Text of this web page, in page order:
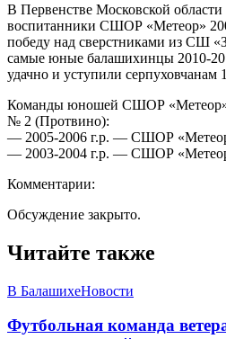
В Первенстве Московской области
воспитанники СШОР «Метеор»
победу над сверстниками из СШ
самые юные балашихинцы 2010-
удачно и уступили серпуховчанам
Команды юношей СШОР
№ 2 (Протвино):
— 2005-2006 г.р. — СШОР
— 2003-2004 г.р. — СШОР
Комментарии:
Обсуждение закрыто.
Читайте также
В БалашихеНовости
Футбольная команда